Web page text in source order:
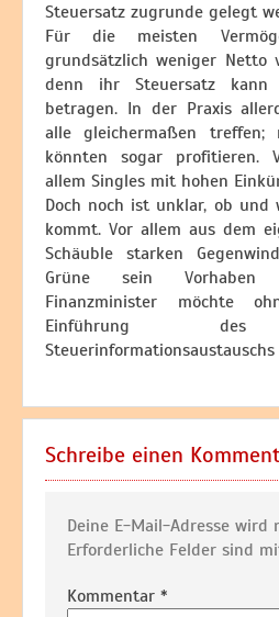
Steuersatz zugrunde gelegt
Für die meisten
grundsätzlich weniger Netto
denn ihr Steuersatz
betragen. In der Praxis
alle gleichermaßen treffen;
könnten sogar profitieren.
allem Singles mit hohen
Doch noch ist unklar, ob und
kommt. Vor allem aus dem
Schäuble starken
Grüne sein Vorhaben
Finanzminister möchte
Einführung des
Steuerinformationsaustauschs
Schreibe einen
Deine E-Mail-Adresse
Erforderliche Felder sind
Kommentar *